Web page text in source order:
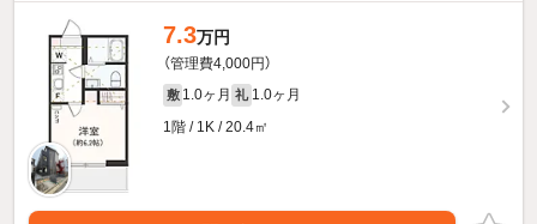
7.3万円
（管理費4,000円）
敷 1.0ヶ月 礼 1.0ヶ月
1階 / 1K / 20.4㎡